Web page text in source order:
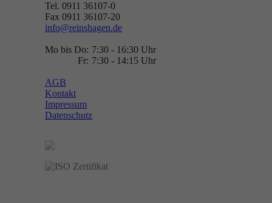
Tel. 0911 36107-0
Fax 0911 36107-20
info@reinshagen.de
Mo bis Do: 7:30 - 16:30 Uhr
Fr: 7:30 - 14:15 Uhr
AGB
Kontakt
Impressum
Datenschutz